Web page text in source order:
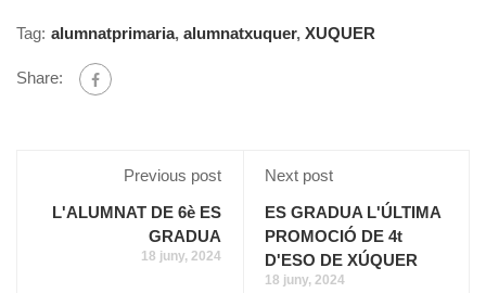
Tag: alumnatprimaria, alumnatxuquer, XUQUER
Share:
Previous post
L'ALUMNAT DE 6è ES
GRADUA
18 juny, 2024
Next post
ES GRADUA L'ÚLTIMA
PROMOCIÓ DE 4t
D'ESO DE XÚQUER
18 juny, 2024